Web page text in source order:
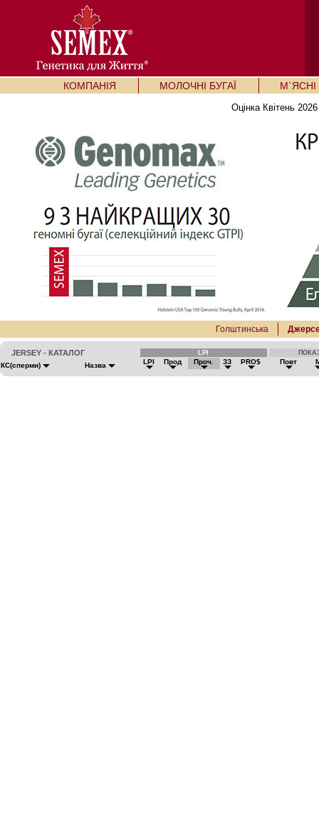
КОМПАНІЯ МОЛОЧНІ БУГАЇ М`ЯСНІ
Оцінка Квітень
Голштинська
JERSEY - КАТАЛОГ LPI
КС(сперми) Назва LPI Прод Проч. ЗЗ PRO$ Повт